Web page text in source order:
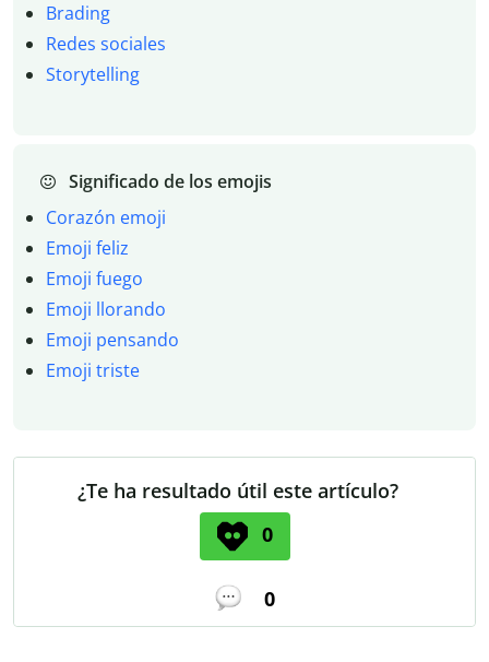
Brading
Redes sociales
Storytelling
Significado de los emojis
Corazón emoji
Emoji feliz
Emoji fuego
Emoji llorando
Emoji pensando
Emoji triste
¿Te ha resultado útil este artículo?
0
0